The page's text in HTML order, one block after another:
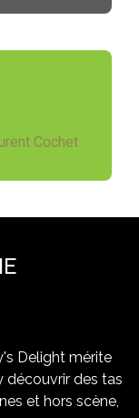
Cochet
Delight mérite
découvrir des tas
et hors scène,